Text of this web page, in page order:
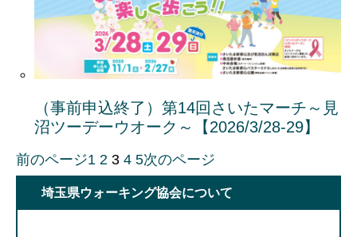
（事前申込終了）第14回さいたマーチ～見
沼ツーデーウオーク～【2026/3/28-29】
前のページ1 2 3 4 5次のページ
埼玉県ウォーキング協会について